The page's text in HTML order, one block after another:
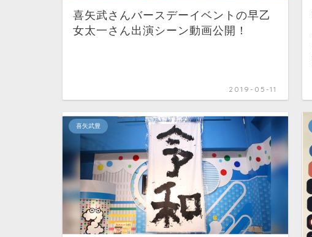
喜矢武さんバースデーイベントの早乙
女太一さん出演シーン動画公開！
2019-05-11
喜矢武豊